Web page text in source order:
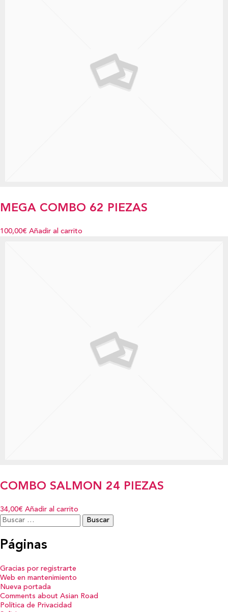
MEGA COMBO 62 PIEZAS
100,00€ Añadir al carrito
COMBO SALMON 24 PIEZAS
34,00€ Añadir al carrito
Buscar:
Páginas
Gracias por registrarte
Web en mantenimiento
Nueva portada
Comments about Asian Road
Política de Privacidad